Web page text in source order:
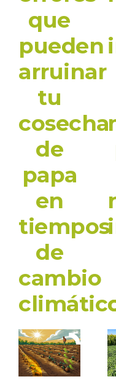
que
pueden
arruinar
tu
cosecha
de
papa
en
tiempos
de
cambio